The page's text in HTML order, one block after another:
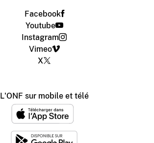
Facebook
Youtube
Instagram
Vimeo
X
L'ONF sur mobile et télé